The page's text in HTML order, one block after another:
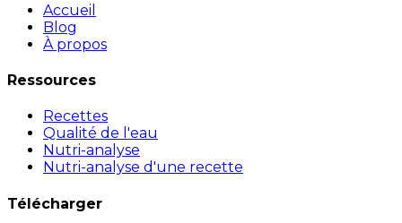
Accueil
Blog
À propos
Ressources
Recettes
Qualité de l'eau
Nutri-analyse
Nutri-analyse d'une recette
Télécharger